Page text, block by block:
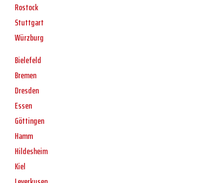
Rostock
Stuttgart
Würzburg
Bielefeld
Bremen
Dresden
Essen
Göttingen
Hamm
Hildesheim
Kiel